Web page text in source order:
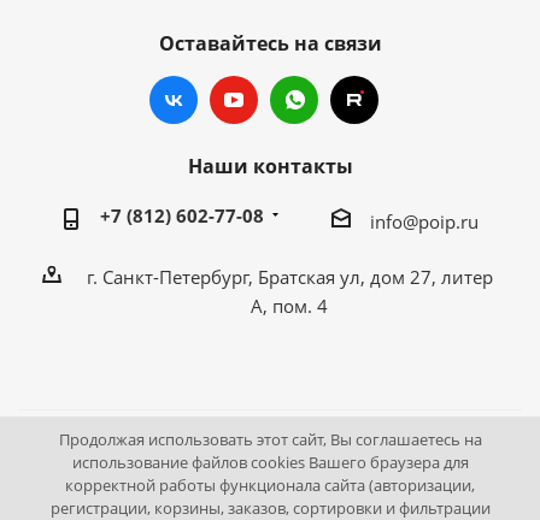
Оставайтесь на связи
Наши контакты
+7 (812) 602-77-08 info@poip.ru
г. Санкт-Петербург, Братская ул, дом 27, литер
А, пом. 4
2009 - 2026 © Промышленное оборудование Интернет
портал.
Продолжая использовать этот сайт, Вы соглашаетесь на
использование файлов cookies Вашего браузера для
корректной работы функционала сайта (авторизации,
регистрации, корзины, заказов, сортировки и фильтрации